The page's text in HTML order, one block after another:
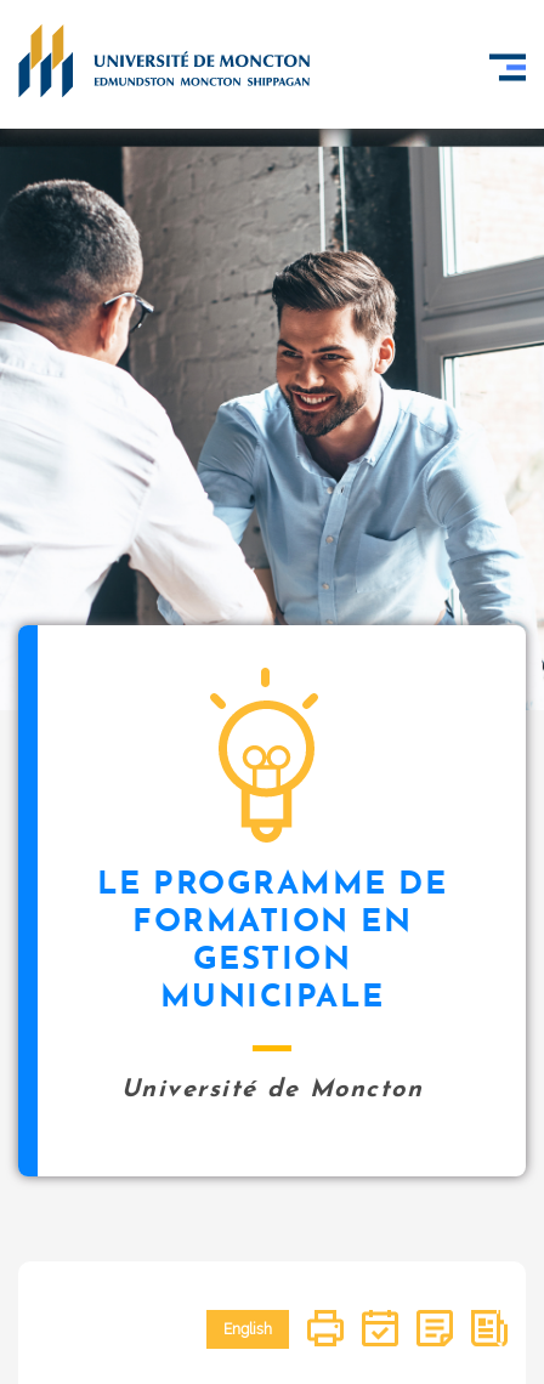
LE PROGRAMME DE
FORMATION EN
GESTION
MUNICIPALE
Université de Moncton
English